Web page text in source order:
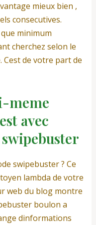
mieux bien ,
consecutives.
minimum
cherchez selon le
Cest de votre part de
meme
avec
swipebuster ? Ce
lambda de votre
web du blog montre
boulon a
dinformations